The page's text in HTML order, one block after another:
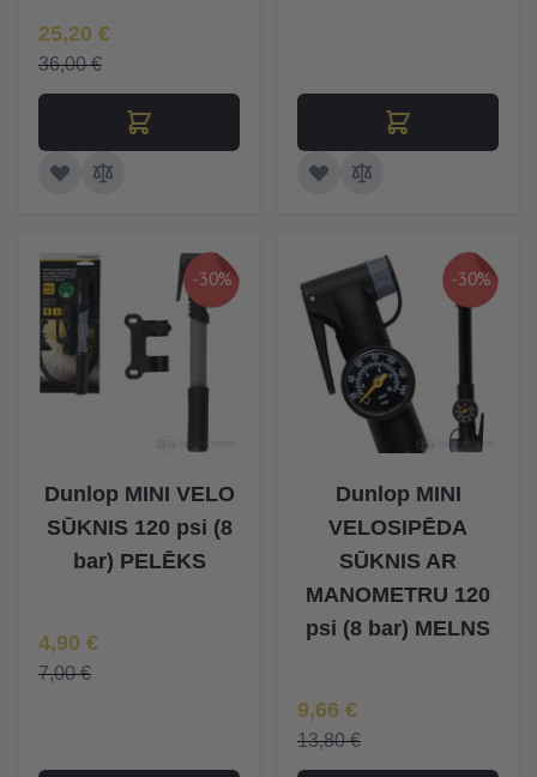
Īpaša Cena
25,20 €
36,00 €
-30%
Dunlop MINI VELO
SŪKNIS 120 psi (8
bar) PELĒKS
Īpaša Cena
4,90 €
7,00 €
-30%
Dunlop MINI
VELOSIPĒDA
SŪKNIS AR
MANOMETRU 120
psi (8 bar) MELNS
Īpaša Cena
9,66 €
13,80 €